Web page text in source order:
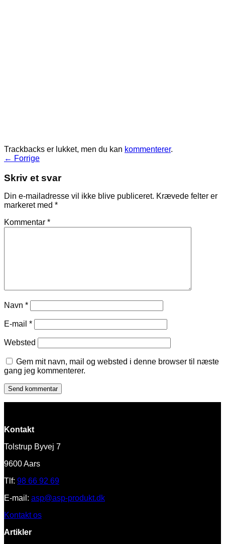
Trackbacks er lukket, men du kan kommenterer.
← Forrige
Skriv et svar
Din e-mailadresse vil ikke blive publiceret. Krævede felter er
markeret med *
Kommentar *
Navn *
E-mail *
Websted
Gem mit navn, mail og websted i denne browser til næste
gang jeg kommenterer.
Kontakt
Tolstrup Byvej 7
9600 Aars
Tlf: 98 66 92 69
E-mail: asp@asp-produkt.dk
Kontakt os
Artikler